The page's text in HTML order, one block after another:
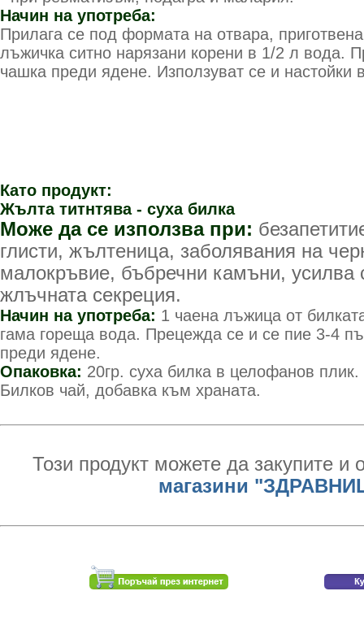
Начин на употреба:
Прилага се под формата на отвара,
лъжичка ситно нарязани корени в 1/2 л вода.
чашка преди ядене. Използуват се и настойки
Като продукт:
Жълта титнтява - суха билка
Може да се използва при:
глисти, жълтеница, заболявания на
малокръвие, бъбречни камъни, усилва
жлъчната секреция.
Начин на употреба: 1 чаена лъжица от
гама гореща вода. Прецежда се и се пие 3-4
преди ядене.
Опаковка: 20гр. суха билка в целофанов плик.
Билков чай, добавка към храната.
Този продукт можете да закупите и
магазини